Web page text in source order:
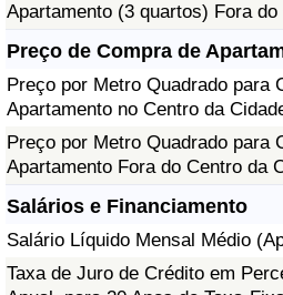
Apartamento (3 quartos) Fora do
Preço de Compra de
Preço por Metro Quadrado para
Apartamento no Centro da
Preço por Metro Quadrado para
Apartamento Fora do Centro da
Salários e Financiamento
Salário Líquido Mensal Médio
Taxa de Juro de Crédito em
Taxa do Indicador de Crime
Indicador de Crime
Índice de criminalidade por país
Saúde